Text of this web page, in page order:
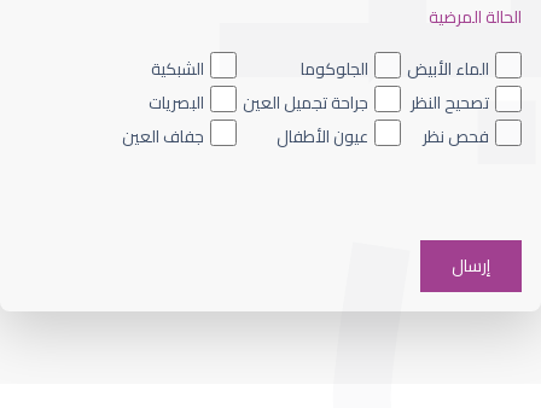
ضعف نظر العين اليسرى
الحالة المرضية
الماء الأبيض
الجلوكوما
الشبكية
تصحيح النظر
جراحة تجميل العين
البصريات
فحص نظر
عيون الأطفال جفاف العين